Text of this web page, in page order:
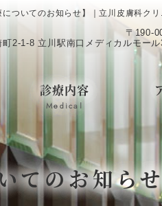
についてのお知らせ】｜立川皮膚科ク
〒190-
2-1-8 立川駅南口メディカルモー
診療内容
Medical
てのお知らせ